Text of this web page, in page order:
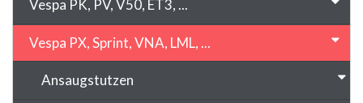
Vespa PK, PV, V50, ET3, ...
Vespa PX, Sprint, VNA, LML, ...
Ansaugstutzen